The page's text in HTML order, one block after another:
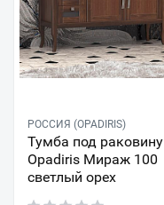
РОССИЯ (OPADIRIS)
Тумба под раковину
Opadiris Мираж 100
светлый орех